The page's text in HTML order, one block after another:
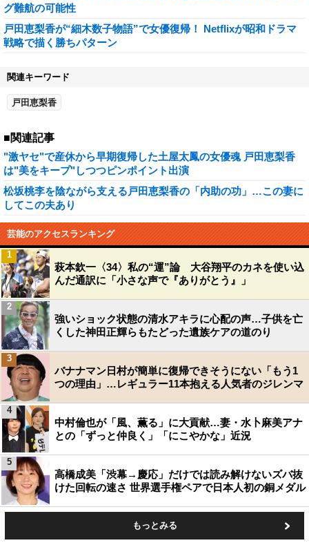
グ難航の可能性
戸田恵梨香が“細木数子物語”で女優復帰！ Netflixが昭和ドラマ
戦略で描く勝ちパターン
関連キーワード
戸田恵梨香
■関連記事
"激ヤセ"で産休から早期復帰した土屋太鳳の女優魂 戸田恵梨香
は"美をキープ"しつつピンポイント出演
松坂桃李を陰ながら支える戸田恵梨香の「内助の功」…この妻に
してこの夫あり
芸能のアクセスランキング
萩本欽一〈34〉私の“運”論 大谷翔平のカネを使い込
んだ通訳に「小さな声で『ありがとう』」
1
強いショック状態の清水アキラに心配の声…子供を亡
くした神田正輝らもたどった遺族ケアの道のり
2
バナナマン日村が簡単に復帰できそうにない「もう1
つの理由」…レギュラー11本抱える人気者のジレンマ
3
中村倫也が「風、薫る」に大貢献…妻・水卜麻美アナ
との「ずっと仲良く」「にこやかな」近況
4
高橋成美「渋幕→慶応」だけでは読み解けないズバ抜
けた回転の速さ 世界選手権ペアで日本人初の銅メダル
5
もっとみる